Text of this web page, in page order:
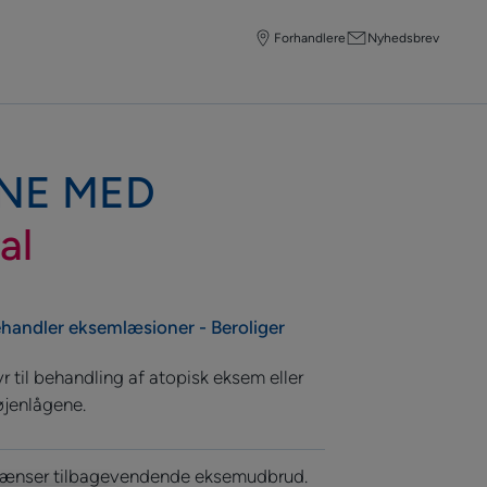
Forhandlere Nyhedsbrev
MED
eksemlæsioner - Beroliger
til behandling af atopisk eksem eller
tilbagevendende eksemudbrud.